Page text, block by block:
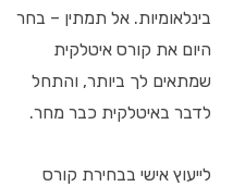
בינלאומיות. אל תמתין – בחר
היום את קורס איטלקית
שמתאים לך ביותר, והתחל
לדבר באיטלקית כבר מחר.
לייעוץ אישי בבחירת קורס